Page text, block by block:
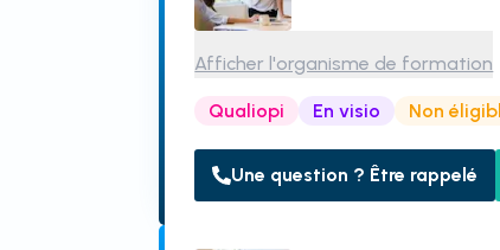
Afficher l'organisme de formation
Qualiopi En visio Non
Une question ? Être rappelé